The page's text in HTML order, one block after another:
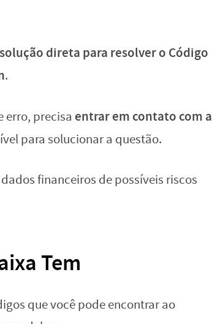
direta para resolver o Código
.
erro, precisa entrar em contato com a
para solucionar a questão.
financeiros de possíveis riscos
Tem
que você pode encontrar ao